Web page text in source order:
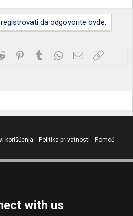
da odgovorite ovde.
Reddit PinterestTumblrWhatsApp
Imejl Link
korišćenja Politika privatnosti
Pomoć
with us